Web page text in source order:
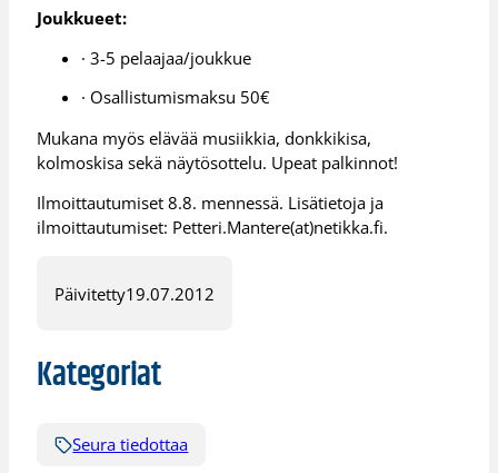
Joukkueet:
· 3-5 pelaajaa/joukkue
· Osallistumismaksu 50€
Mukana myös elävää musiikkia, donkkikisa,
kolmoskisa sekä näytösottelu. Upeat palkinnot!
Ilmoittautumiset 8.8. mennessä. Lisätietoja ja
ilmoittautumiset: Petteri.Mantere(at)netikka.fi.
Päivitetty19.07.2012
Kategoriat
Seura tiedottaa